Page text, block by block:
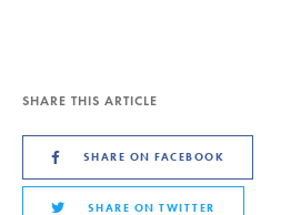
SHARE THIS ARTICLE
SHARE ON FACEBOOK
SHARE ON TWITTER